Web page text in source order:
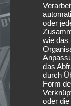
oder
wie das
das
durch
Form
oder